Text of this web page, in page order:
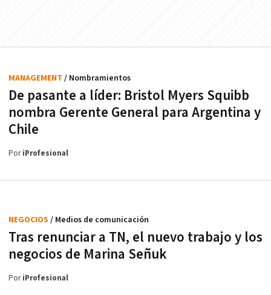
De pasante a líder: Bristol Myers Squibb
nombra Gerente General para Argentina y
Chile
MANAGEMENT / Nombramientos
PoriProfesional
Tras renunciar a TN, el nuevo trabajo y los
negocios de Marina Señuk
NEGOCIOS / Medios de comunicación
PoriProfesional